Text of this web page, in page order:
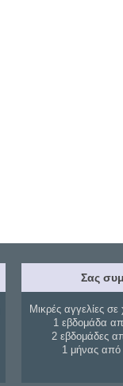
Σας
Μικρές αγγελίες σε
1 εβδομάδα
2 εβδομάδες
1 μήνας